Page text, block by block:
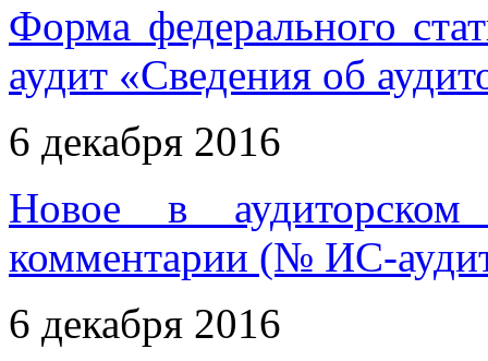
Форма федерального
аудит «Сведения об
6 декабря 2016
Новое в аудиторском
комментарии (№ ИС-
6 декабря 2016